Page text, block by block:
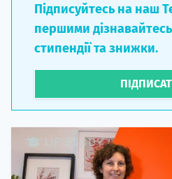
Підписуйтесь на наш
першими дізнавайтесь
стипендії та знижки.